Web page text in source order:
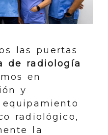
las puertas
de radiología
en
y
radiológico,
la